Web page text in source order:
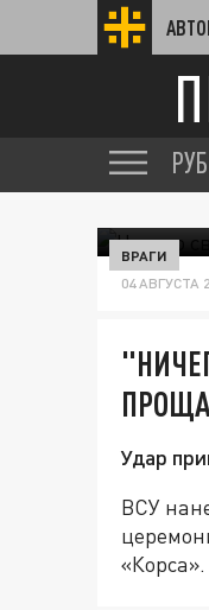
ВРАГИ
04 АВГУСТА
Удар
ВСУ